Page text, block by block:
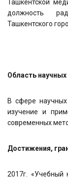
Ташкентской
должность
Ташкентского
Область научных
В сфере
изучение и
современных
Достижения,
2017г. «Учебный